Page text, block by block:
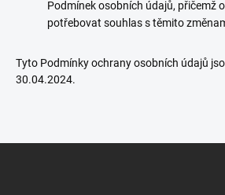
Podmínek osobních údajů, přičemž
potřebovat souhlas s těmito
Tyto Podmínky ochrany osobních údajů
30.04.2024.